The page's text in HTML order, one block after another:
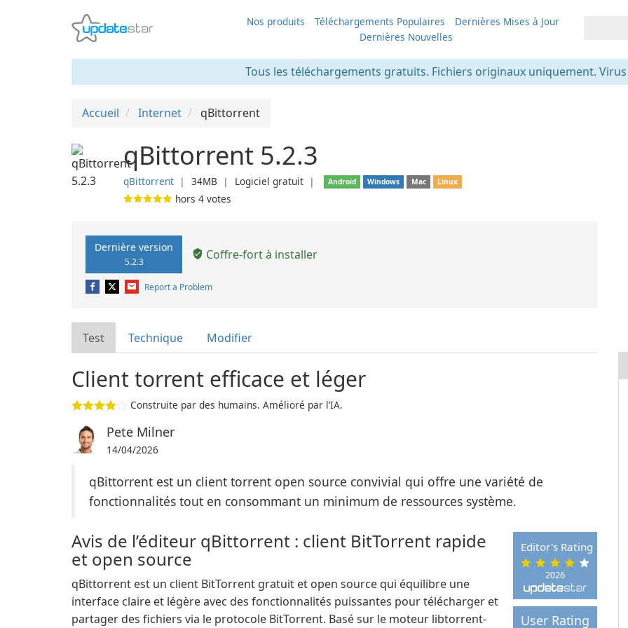
Nos produits Téléchargements Populaires
Dernières Mises à Jour
Dernières Nouvelles
Tous les téléchargements gratuits. Fichiers originaux uniquement.
Accueil Internet qBittorrent
qBittorrent 5.2.3
qBittorrent ❘ 34MB ❘ Logiciel gratuit ❘ Android Windows Mac Linux
hors 4 votes
Dernière version
5.2.3 Coffre-fort à installer
Report a Problem
Test Technique Modifier
Client torrent efficace et léger
Construite par des humains. Amélioré par l’IA.
Pete Milner
14/04/2026
qBittorrent est un client torrent open source convivial qui offre une variété de
fonctionnalités tout en consommant un minimum de ressources système.
2026
Editor's Rating
User Rating
Avis de l’éditeur qBittorrent : client BitTorrent rapide
et open source
qBittorrent est un client BitTorrent gratuit et open source qui équilibre une
interface claire et légère avec des fonctionnalités puissantes pour télécharger et
partager des fichiers via le protocole BitTorrent. Basé sur le moteur libtorrent-